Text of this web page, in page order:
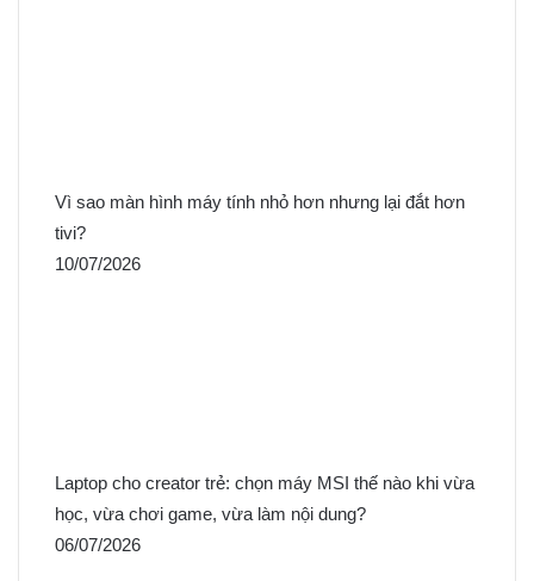
Vì sao màn hình máy tính nhỏ hơn nhưng lại đắt hơn
tivi?
10/07/2026
Laptop cho creator trẻ: chọn máy MSI thế nào khi vừa
học, vừa chơi game, vừa làm nội dung?
06/07/2026